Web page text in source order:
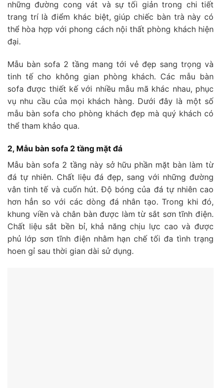
những đường cong vát và sự tối giản trong chi tiết
trang trí là điểm khác biệt, giúp chiếc bàn trà này có
thể hòa hợp với phong cách nội thất phòng khách hiện
đại.
Mẫu bàn sofa 2 tầng mang tới vẻ đẹp sang trọng và
tinh tế cho không gian phòng khách. Các mẫu bàn
sofa được thiết kế với nhiều mẫu mã khác nhau, phục
vụ nhu cầu của mọi khách hàng. Dưới đây là một số
mẫu bàn sofa cho phòng khách đẹp mà quý khách có
thể tham khảo qua.
2, Mẫu bàn sofa 2 tầng mặt đá
Mẫu bàn sofa 2 tầng này sở hữu phần mặt bàn làm từ
đá tự nhiên. Chất liệu đá đẹp, sang với những đường
vân tinh tế và cuốn hút. Độ bóng của đá tự nhiên cao
hơn hẳn so với các dòng đá nhân tạo. Trong khi đó,
khung viền và chân bàn được làm từ sắt sơn tĩnh điện.
Chất liệu sắt bền bỉ, khả năng chịu lực cao và được
phủ lớp sơn tĩnh điện nhằm hạn chế tối đa tình trạng
hoen gỉ sau thời gian dài sử dụng.